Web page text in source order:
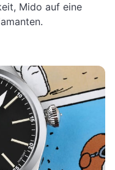
Mido auf eine